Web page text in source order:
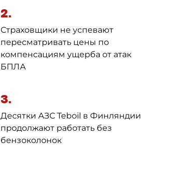
2.
Страховщики не успевают
пересматривать цены по
компенсациям ущерба от атак
БПЛА
3.
Десятки АЗС Teboil в Финляндии
продолжают работать без
бензоколонок